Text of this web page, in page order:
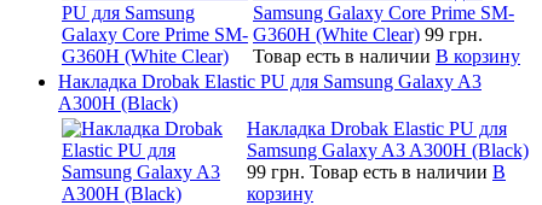
Samsung Galaxy Core Prime SM-
G360H (White Clear) 99 грн.
Товар есть в наличии В корзину
Накладка Drobak Elastic PU для Samsung Galaxy A3
A300H (Black)
Накладка Drobak Elastic PU для
Samsung Galaxy A3 A300H (Black)
99 грн. Товар есть в наличии В
корзину